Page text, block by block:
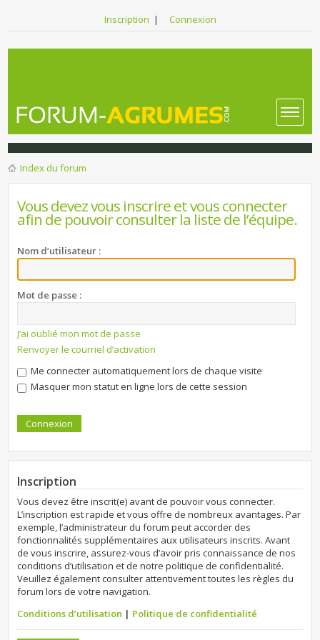
Inscription | Connexion
Index du forum
Vous devez vous inscrire et vous connecter
afin de pouvoir consulter la liste de l’équipe.
Nom d’utilisateur :
Mot de passe :
J’ai oublié mon mot de passe
Renvoyer le courriel d’activation
Me connecter automatiquement lors de chaque visite
Masquer mon statut en ligne lors de cette session
Inscription
Vous devez être inscrit(e) avant de pouvoir vous connecter.
L’inscription est rapide et vous offre de nombreux avantages. Par
exemple, l’administrateur du forum peut accorder des
fonctionnalités supplémentaires aux utilisateurs inscrits. Avant
de vous inscrire, assurez-vous d’avoir pris connaissance de nos
conditions d’utilisation et de notre politique de confidentialité.
Veuillez également consulter attentivement toutes les règles du
forum lors de votre navigation.
Conditions d’utilisation | Politique de confidentialité